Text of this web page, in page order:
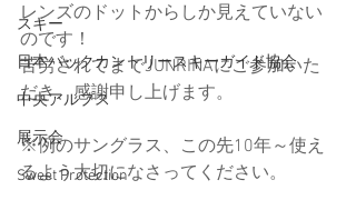
スキー
日本バックカントリースキーガイド協会
中央アルプス
展示会
Sweet Protection
レンズのドットからしか見えていない
のです！
苦労されてまでJUNRINAにご参加いた
だき、感謝申し上げます。
※例のサングラス、この先10年～使え
るよう大切になさってください。